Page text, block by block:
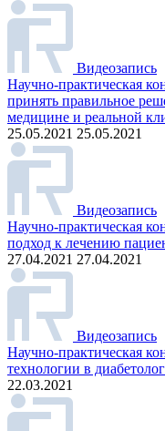
Видеозапись
Научно-практическая
принять правильное
медицине и реальной
25.05.2021 25.05.2021
Видеозапись
Научно-практическая
подход к лечению
27.04.2021 27.04.2021
Видеозапись
Научно-практическая
технологии в
22.03.2021